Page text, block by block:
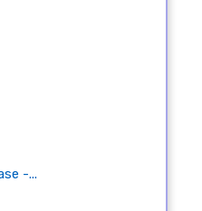
-...